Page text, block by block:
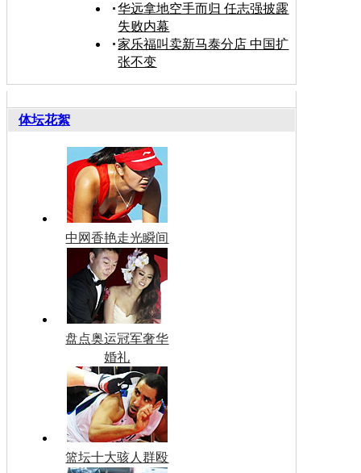
华远拿地空手而归 任志强披露
失败内幕
家乐福叫卖新马泰分店 中国扩
张不变
体坛花絮
中网香艳走光瞬间
盘点奥运冠军奢华
婚礼
篮坛十大骇人群殴